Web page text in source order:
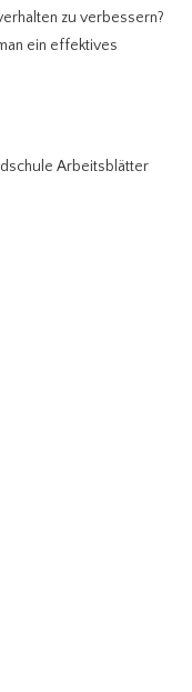
zu verbessern?
ein effektives